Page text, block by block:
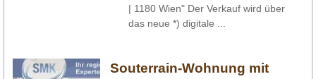
| 1180 Wien" Der Verkauf wird über
das neue *) digitale ...
Souterrain-Wohnung mit